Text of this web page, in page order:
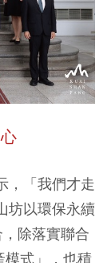
，「我們才走
坊以環保永續
除落實聯合
模式」，也積